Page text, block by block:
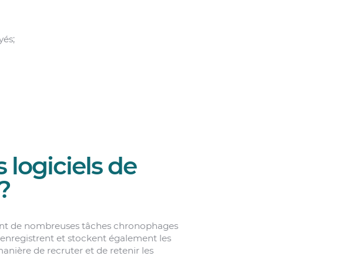
logiciels de
de nombreuses tâches chronophages
et stockent également les
de recruter et de retenir les